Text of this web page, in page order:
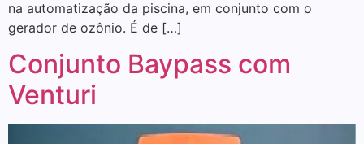
na automatização da piscina, em conjunto com o
gerador de ozônio. É de […]
Conjunto Baypass com
Venturi